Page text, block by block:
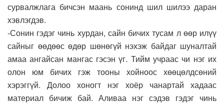
сурвалжлага бичсэн маань сонинд шил шилээ даран
хэвлэгдэв.
-Сонин гэдэг чинь хурдан, сайн бичих тусам л өөр илүү
сайныг өөдөөс өдөр шөнөгүй нэхэж байдаг шуналтай
амаа ангайсан мангас гэсэн үг. Тийм учраас чи нэг их
олон юм бичих гэж тооны хойноос хөөцөлдсөний
хэрэггүй. Долоо хоногт нэг хоёр чанартай хадаас
материал бичиж бай. Аливаа нэг сэдэв гэдэг чинь